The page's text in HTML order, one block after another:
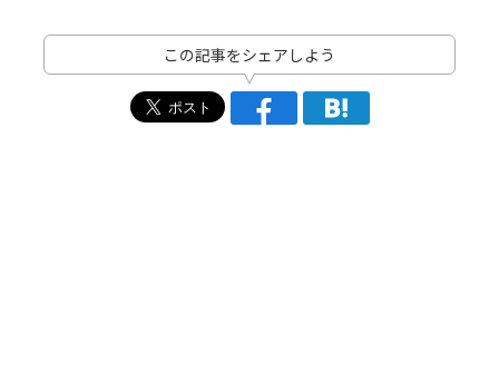
この記事をシェアしよう